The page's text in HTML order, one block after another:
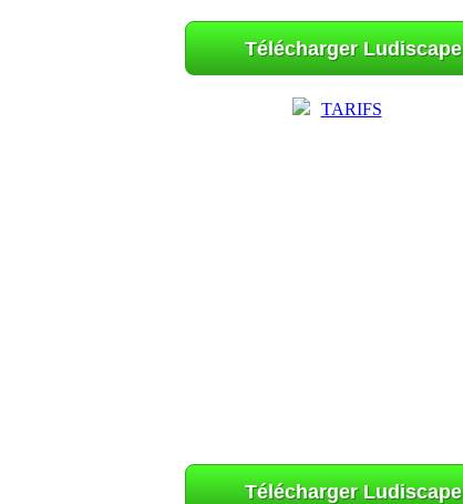
Télécharger Ludiscape
TARIFS
Télécharger Ludiscape